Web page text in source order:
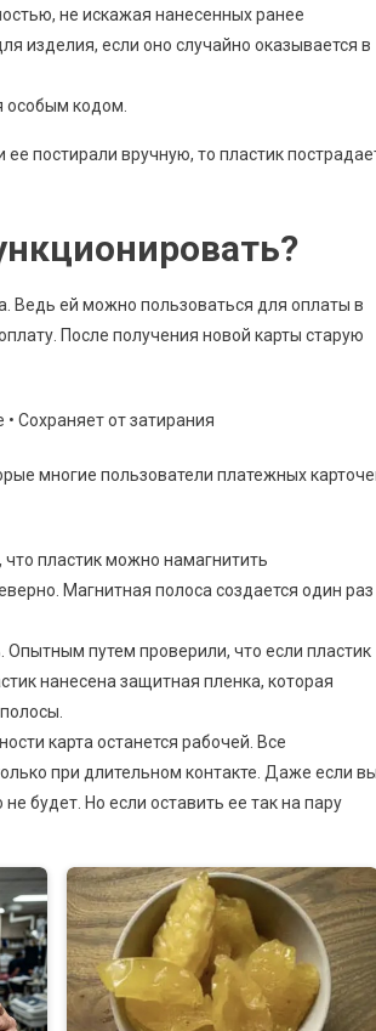
не искажая нанесенных ранее
изделия, если оно случайно оказывается в
особым кодом.
ее постирали вручную, то пластик
Ведь ей можно пользоваться для оплаты в
После получения новой карты старую
многие пользователи платежных
пластик можно намагнитить
Магнитная полоса создается один раз
Опытным путем проверили, что если пластик
нанесена защитная пленка, которая
карта останется рабочей. Все
при длительном контакте. Даже если
будет. Но если оставить ее так на пару